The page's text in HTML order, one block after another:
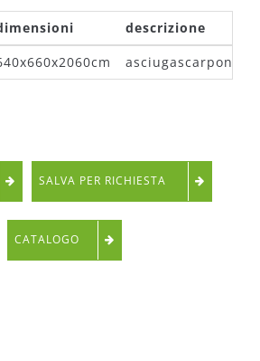
descrizione
asciugascarponi
SALVA PER RICHIESTA
CATALOGO